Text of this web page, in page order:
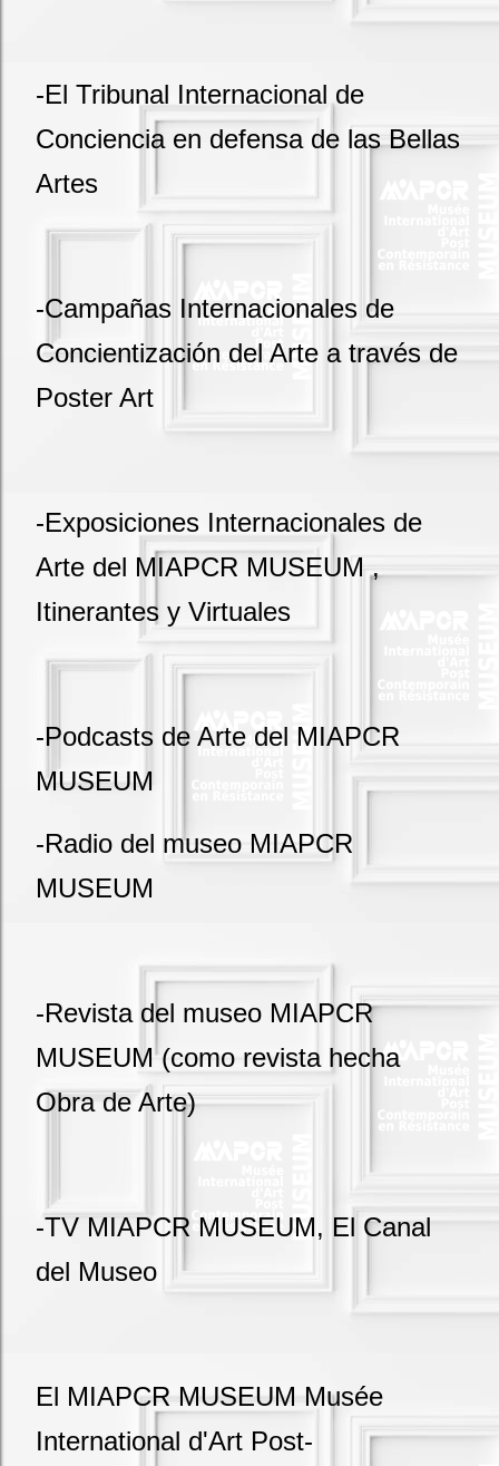
-El Tribunal Internacional de
Conciencia en defensa de las Bellas
Artes
-Campañas Internacionales de
Concientización del Arte a través de
Poster Art
-Exposiciones Internacionales de
Arte del MIAPCR MUSEUM ,
Itinerantes y Virtuales
-Podcasts de Arte del MIAPCR
MUSEUM
-Radio del museo MIAPCR
MUSEUM
-Revista del museo MIAPCR
MUSEUM (como revista hecha
Obra de Arte)
-TV MIAPCR MUSEUM, El Canal
del Museo
El MIAPCR MUSEUM Musée
International d'Art Post-